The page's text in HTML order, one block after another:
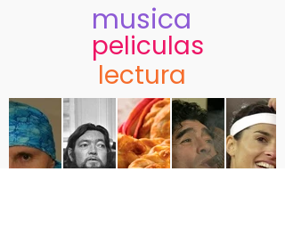
musica
peliculas
lectura